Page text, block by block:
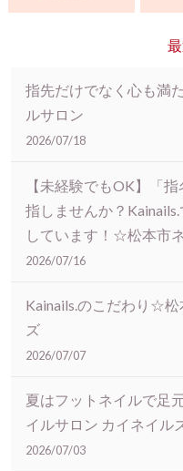
指先だけでなく心も満
ルサロン
2026/07/18
【未経験でもOK】「
指しませんか？
しています！☆松本市
2026/07/16
Kainails.のこだわり☆
ズ
2026/07/07
夏はフットネイルで足
イルサロン カイネイル
2026/07/03